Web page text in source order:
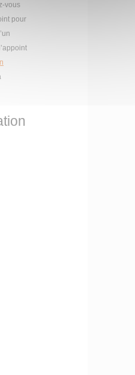
vous
pour